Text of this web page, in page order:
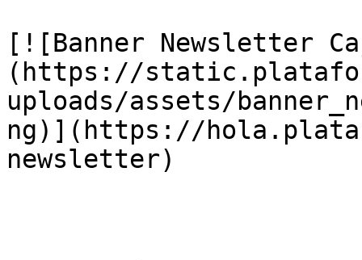
[![Banner Newsletter
(https://
uploads/assets/
ng)](https://
newsletter)